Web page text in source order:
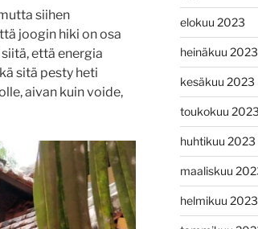
siihen
joogin hiki on osa
että energia
sitä pesty heti
aivan kuin voide,
elokuu 2023
heinäkuu 2023
kesäkuu 2023
toukokuu 2023
huhtikuu 2023
maaliskuu
helmikuu 2023